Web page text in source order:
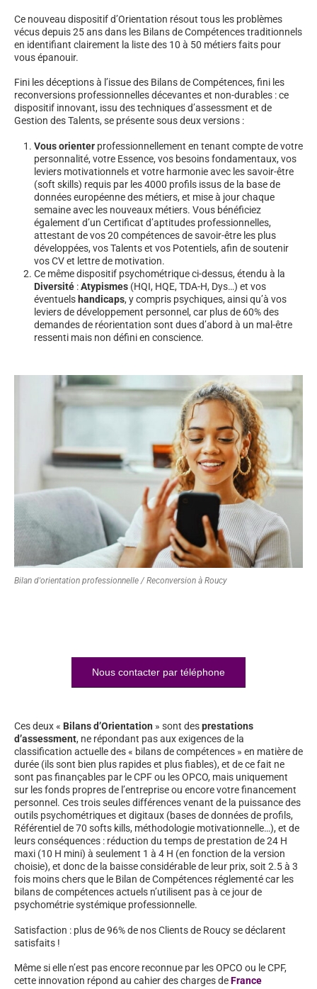
Ce nouveau dispositif d’Orientation résout tous les problèmes
vécus depuis 25 ans dans les Bilans de Compétences traditionnels
en identifiant clairement la liste des 10 à 50 métiers faits pour
vous épanouir.
Fini les déceptions à l’issue des Bilans de Compétences, fini les
reconversions professionnelles décevantes et non-durables : ce
dispositif innovant, issu des techniques d’assessment et de
Gestion des Talents, se présente sous deux versions :
Vous orienter professionnellement en tenant compte de votre
personnalité, votre Essence, vos besoins fondamentaux, vos
leviers motivationnels et votre harmonie avec les savoir-être
(soft skills) requis par les 4000 profils issus de la base de
données européenne des métiers, et mise à jour chaque
semaine avec les nouveaux métiers. Vous bénéficiez
également d’un Certificat d’aptitudes professionnelles,
attestant de vos 20 compétences de savoir-être les plus
développées, vos Talents et vos Potentiels, afin de soutenir
vos CV et lettre de motivation.
Ce même dispositif psychométrique ci-dessus, étendu à la
Diversité :Atypismes (HQI, HQE, TDA-H, Dys…) et vos
éventuels handicaps, y compris psychiques, ainsi qu’à vos
leviers de développement personnel, car plus de 60% des
demandes de réorientation sont dues d’abord à un mal-être
ressenti mais non défini en conscience.
Bilan d'orientation professionnelle / Reconversion à Roucy
Nous contacter par téléphone
Ces deux « Bilans d’Orientation » sont desprestations
d’assessment, ne répondant pas aux exigences de la
classification actuelle des « bilans de compétences » en matière de
durée (ils sont bien plus rapides et plus fiables), et de ce fait ne
sont pas finançables par le CPF ou les OPCO, mais uniquement
sur les fonds propres de l’entreprise ou encore votre financement
personnel. Ces trois seules différences venant de la puissance des
outils psychométriques et digitaux (bases de données de profils,
Référentiel de 70 softs kills, méthodologie motivationnelle…), et de
leurs conséquences : réduction du temps de prestation de 24 H
maxi (10 H mini) à seulement 1 à 4 H (en fonction de la version
choisie), et donc de la baisse considérable de leur prix, soit 2.5 à 3
fois moins chers que le Bilan de Compétences réglementé car les
bilans de compétences actuels n’utilisent pas à ce jour de
psychométrie systémique professionnelle.
Satisfaction : plus de 96% de nos Clients de Roucy se déclarent
satisfaits !
Même si elle n’est pas encore reconnue par les OPCO ou le CPF,
cette innovation répond au cahier des charges deFrance